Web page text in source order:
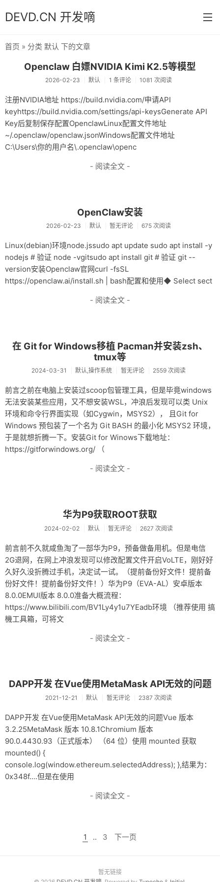
DEVD.CN 开发嘀
分类
默认
Java
Python
归档
首页 » 分类 默认 下的文章
Openclaw 白嫖NVIDIA Kimi K2.5等模型
2026-02-23 默认 1 条评论 1081 次阅读
注册NVIDIA地址 https://build.nvidia.com/申请API
keyhttps://build.nvidia.com/settings/api-keysGenerate API
Key后复制保存配置OpenclawLinux配置文件地址
~/.openclaw/openclaw.jsonWindows配置文件地址
C:\Users\你的用户名\.openclaw\openc
- 阅读全文 -
OpenClaw安装
2026-02-23 默认 暂无评论 675 次阅读
Linux(debian)环境node.jssudo apt update sudo apt install -y
nodejs # 验证 node -vgitsudo apt install git # 验证 git --
version安装Openclaw官网curl -fsSL
https://openclaw.ai/install.sh | bash配置和使用◆ Select sect
- 阅读全文 -
在 Git for Windows移植 Pacman并安装zsh、
tmux等
2024-03-31 默认,操作系统 暂无评论 2559 次阅读
前言之前在电脑上安装过scoop包管理工具，但是毕竟windows
无法安装某些应用，又不想安装WSL，冲浪后发现可以类 Unix
环境和命令行界面实现（如Cygwin，MSYS2）， 且Git for
Windows 预包装了一个名为 Git BASH 的最小化 MSYS2 环境，
于是就想折腾一下。安装Git for Winows下载地址：
https://gitforwindows.org/ （
- 阅读全文 -
华为P9获取ROOT获取
2024-02-02 默认 暂无评论 2627 次阅读
前言前不久就咸鱼淘了一部华为P9，预备做备用机。但是电信
2G退网，在网上冲浪发现可以修改配置文件开启VoLTE，刚好好
久好久没折腾过手机，决定试一试。（提前备份好文件！提前备
份好文件！提前备份好文件！）华为P9（EVA-AL）安卓版本
8.0.0EMUI版本 8.0.0准备大概流程：
https://www.bilibili.com/BV1Ly4y1u7YEadb环境 （推荐使用 搞
機工具箱，可将文
- 阅读全文 -
DAPP开发 在Vue使用MetaMask API无效的问题
2021-12-21 默认 暂无评论 2387 次阅读
DAPP开发 在Vue使用MetaMask API无效的问题Vue 版本
3.2.25MetaMask 版本 10.8.1Chromium 版本
90.0.4430.93（正式版本） （64 位）使用 mounted 获取
mounted() {
console.log(window.ethereum.selectedAddress); },结果为：
0x348f....但是在使用
- 阅读全文 -
1 .. 3 下一页
暂无链接